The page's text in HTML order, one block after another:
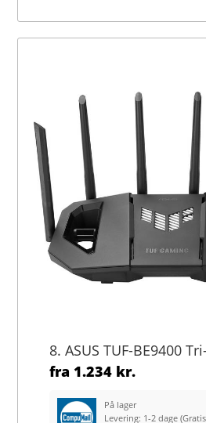
8. ASUS TUF-BE9400
fra 1.234 kr.
På lager
Levering: 1-2 dage(Gratis